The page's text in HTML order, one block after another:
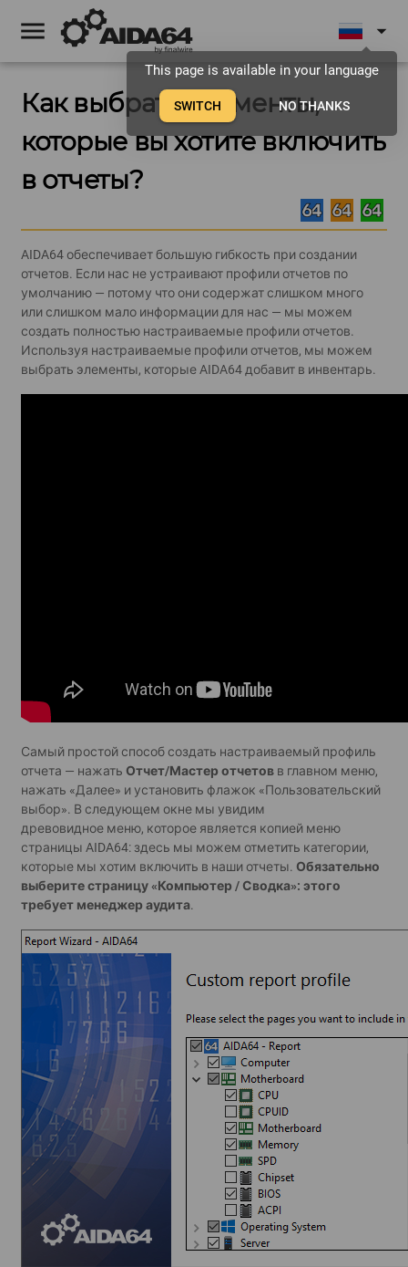
menu arrow_drop_down
Как выбрать элементы,
которые вы хотите включить
в отчеты?
AIDA64 обеспечивает большую гибкость при создании
отчетов. Если нас не устраивают профили отчетов по
умолчанию — потому что они содержат слишком много
или слишком мало информации для нас — мы можем
создать полностью настраиваемые профили отчетов.
Используя настраиваемые профили отчетов, мы можем
выбрать элементы, которые AIDA64 добавит в инвентарь.
Самый простой способ создать настраиваемый профиль
отчета — нажать Отчет/Мастер отчетов в главном меню,
нажать «Далее» и установить флажок «Пользовательский
выбор». В следующем окне мы увидим
древовидное меню, которое является копией меню
страницы AIDA64: здесь мы можем отметить категории,
которые мы хотим включить в наши отчеты. Обязательно
выберите страницу «Компьютер / Сводка»: этого
требует менеджер аудита.
This page is available in your language
SWITCH NO THANKS